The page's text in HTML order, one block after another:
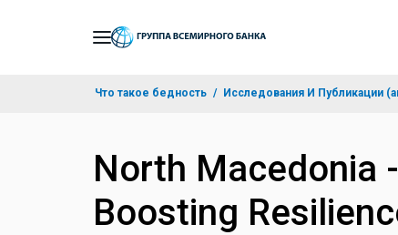
Что такое бедность Исследования И Публикации
North Macedonia
Boosting